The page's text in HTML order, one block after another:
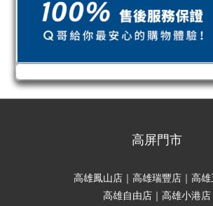
高屏門市
高雄鳳山店｜高雄瑞豐店｜高
高雄自由店｜高雄小港店